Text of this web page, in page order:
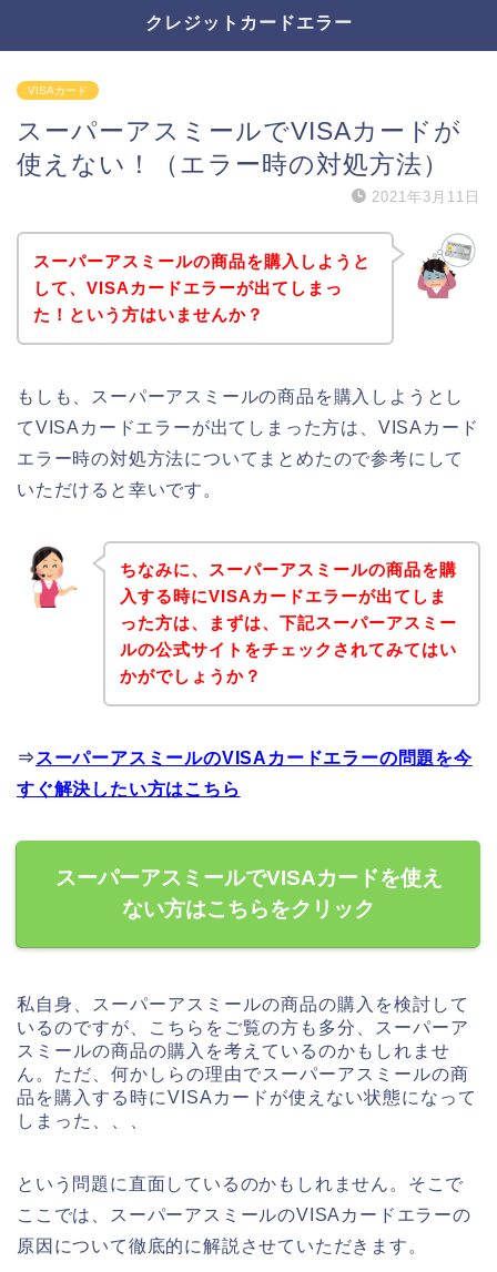
クレジットカードエラー
VISAカード
スーパーアスミールでVISAカードが
使えない！（エラー時の対処方法）
2021年3月11日
スーパーアスミールの商品を購入しようと
して、VISAカードエラーが出てしまっ
た！という方はいませんか？
もしも、スーパーアスミールの商品を購入しようとし
てVISAカードエラーが出てしまった方は、VISAカード
エラー時の対処方法についてまとめたので参考にして
いただけると幸いです。
ちなみに、スーパーアスミールの商品を購
入する時にVISAカードエラーが出てしま
った方は、まずは、下記スーパーアスミー
ルの公式サイトをチェックされてみてはい
かがでしょうか？
⇒ スーパーアスミールのVISAカードエラーの問題を今
すぐ解決したい方はこちら
スーパーアスミールでVISAカードを使え
ない方はこちらをクリック
私自身、スーパーアスミールの商品の購入を検討して
いるのですが、こちらをご覧の方も多分、スーパーア
スミールの商品の購入を考えているのかもしれませ
ん。ただ、何かしらの理由でスーパーアスミールの商
品を購入する時にVISAカードが使えない状態になって
しまった、、、
という問題に直面しているのかもしれません。そこで
ここでは、スーパーアスミールのVISAカードエラーの
原因について徹底的に解説させていただきます。